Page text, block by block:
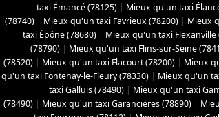
taxi Émancé (78125) | Mieux qu'un taxi
(78740) | Mieux qu'un taxi Favrieux (78200) | Mieux
taxi Épône (78680) | Mieux qu'un taxi Flexanville
(78790) | Mieux qu'un taxi Flins-sur-Seine
(78520) | Mieux qu'un taxi Flacourt (78200) | Mieux
qu'un taxi Fontenay-le-Fleury (78330) | Mieux qu'un
taxi Galluis (78490) | Mieux qu'un taxi
(78490) | Mieux qu'un taxi Garancières (78890) |